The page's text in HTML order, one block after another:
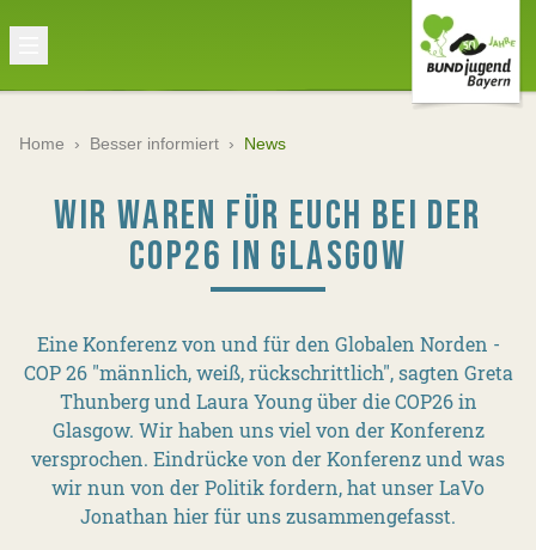
Home › Besser informiert › News
WIR WAREN FÜR EUCH BEI DER
COP26 IN GLASGOW
Eine Konferenz von und für den Globalen Norden -
COP 26 "männlich, weiß, rückschrittlich", sagten Greta
Thunberg und Laura Young über die COP26 in
Glasgow. Wir haben uns viel von der Konferenz
versprochen. Eindrücke von der Konferenz und was
wir nun von der Politik fordern, hat unser LaVo
Jonathan hier für uns zusammengefasst.